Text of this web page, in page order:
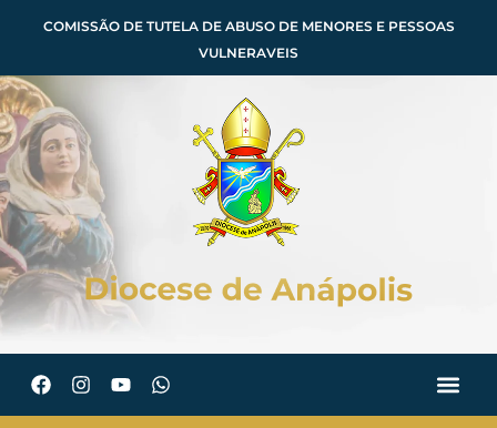
COMISSÃO DE TUTELA DE ABUSO DE MENORES E PESSOAS
VULNERAVEIS